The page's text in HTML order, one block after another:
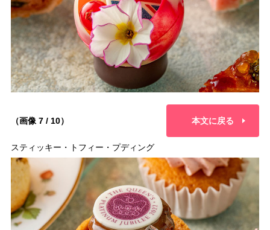
（画像 7 / 10） 本文に戻る
スティッキー・トフィー・プディング